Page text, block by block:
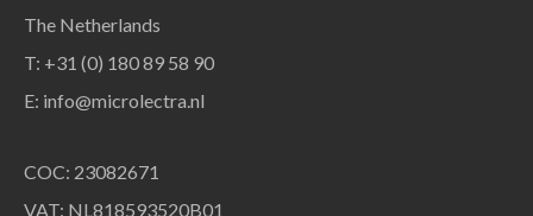
The Netherlands
T: +31 (0) 180 89 58 90
E: info@microlectra.nl
COC: 23082671
VAT: NL818593520B01